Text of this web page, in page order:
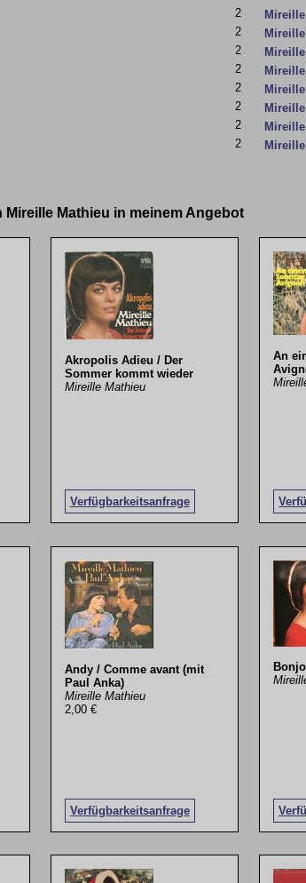
2
2
2
2
2
2
2
2
Mathieu in meinem Angebot
Akropolis Adieu / Der
Sommer kommt wieder
Mireille Mathieu
Verfügbarkeitsanfrage
An
Andy / Comme avant (mit
Paul Anka)
Mireille Mathieu
2,00 €
Verfügbarkeitsanfrage